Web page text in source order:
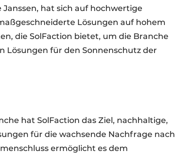
hat sich auf hochwertige
Lösungen auf hohem
die SolFaction bietet, um die Branche
Lösungen für den Sonnenschutz der
hat SolFaction das Ziel, nachhaltige,
für die wachsende Nachfrage nach
ermöglicht es dem